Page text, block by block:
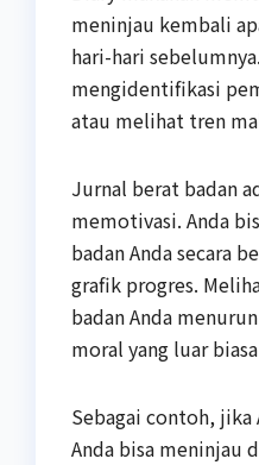
meninjau kembali
hari-hari
mengidentifikasi
atau melihat tren
Jurnal berat badan
memotivasi. Anda
badan Anda secara
grafik progres.
badan Anda
moral yang luar
Sebagai contoh, jika
Anda bisa meninjau